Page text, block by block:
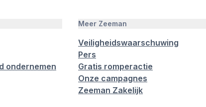
ondernemen
Meer Zeeman
Veiligheidswaarschuwing
Pers
Gratis romperactie
Onze campagnes
Zeeman Zakelijk